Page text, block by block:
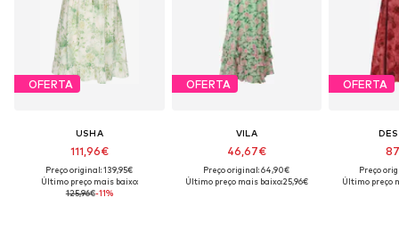
OFERTA
USHA
111,96€
Preço original: 139,95€
Último preço mais baixo:
125,96€-11%
OFERTA
VILA
46,67€
Preço original: 64,90€
Último preço mais baixo:25,96€
OFERTA
Preço
Último preço